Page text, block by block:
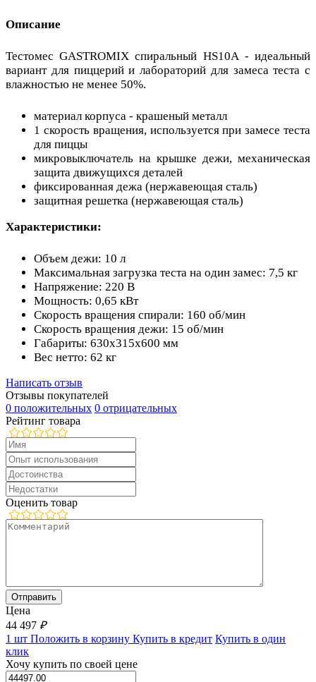
Описание
Тестомес GASTROMIX спиральный HS10A - идеальный
вариант для пиццерий и лабораторий для замеса теста с
влажностью не менее 50%.
материал корпуса - крашеный металл
1 скорость вращения, используется при замесе теста
для пиццы
микровыключатель на крышке дежи, механическая
защита движущихся деталей
фиксированная дежа (нержавеющая сталь)
защитная решетка (нержавеющая сталь)
Характеристики:
Объем дежи: 10 л
Максимальная загрузка теста на один замес: 7,5 кг
Напряжение: 220 В
Мощность: 0,65 кВт
Скорость вращения спирали: 160 об/мин
Скорость вращения дежи: 15 об/мин
Габариты: 630x315x600 мм
Вес нетто: 62 кг
Написать отзыв
Отзывы покупателей
0 положительных 0 отрицательных
Рейтинг товара
Оценить товар
Цена
44 497 ₽
1 шт Положить в корзину Купить в кредит Купить в один
клик
Хочу купить по своей цене